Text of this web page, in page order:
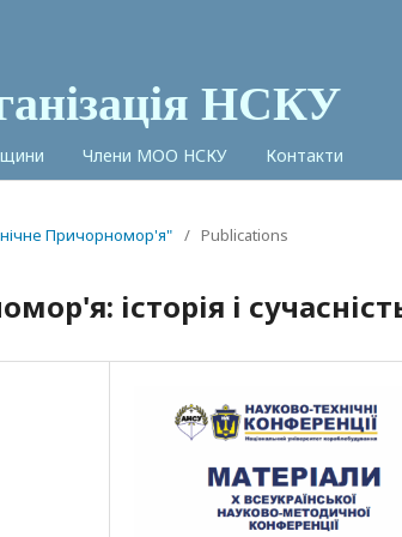
НСКУ
Члени МОО НСКУ Контакти
Причорномор'я" / Publications
історія і